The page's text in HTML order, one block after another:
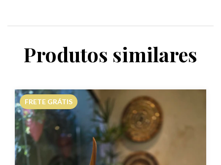
Produtos similares
FRETE GRÁTIS